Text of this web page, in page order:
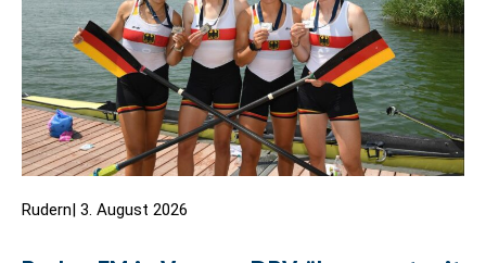
Rudern| 3. August 2026